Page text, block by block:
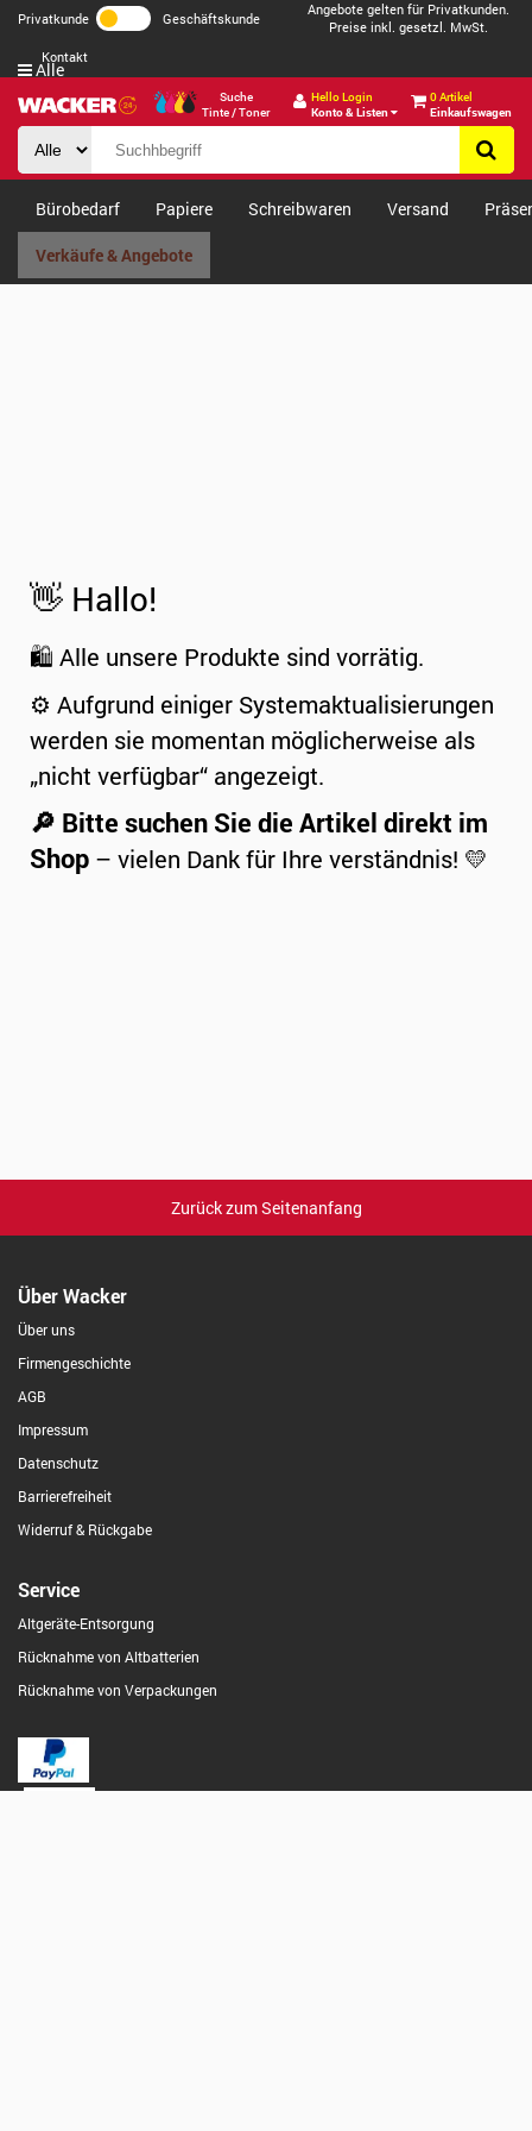
Privatkunde Geschäftskunde
Angebote gelten für Privatkunden.
Preise inkl. gesetzl. MwSt.
Kontakt
Suche
Tinte / Toner
Hello Login
Konto & Listen
0 Artikel
Einkaufswagen
Alle
Bürobedarf Papiere Schreibwaren Versand
Verkäufe & Angebote
👋 Hallo!
🛍️ Alle unsere Produkte sind vorrätig.
⚙️ Aufgrund einiger Systemaktualisierungen
werden sie momentan möglicherweise als
„nicht verfügbar“ angezeigt.
🔎 Bitte suchen Sie die Artikel direkt im
Shop – vielen Dank für Ihre verständnis! 💛
Zurück zum Seitenanfang
Über Wacker
Über uns
Firmengeschichte
AGB
Impressum
Datenschutz
Barrierefreiheit
Widerruf & Rückgabe
Service
Altgeräte-Entsorgung
Rücknahme von Altbatterien
Rücknahme von Verpackungen